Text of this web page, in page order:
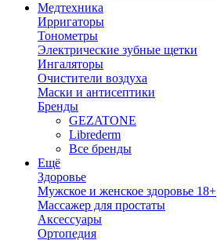
Медтехника
Ирригаторы
Тонометры
Электрические зубные щетки
Ингаляторы
Очистители воздуха
Маски и антисептики
Бренды
GEZATONE
Librederm
Все бренды
Ещё
Здоровье
Мужское и женское здоровье 18+
Массажер для простаты
Аксессуары
Ортопедия